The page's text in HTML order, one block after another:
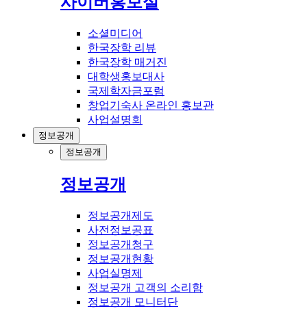
소셜미디어
한국장학 리뷰
한국장학 매거진
대학생홍보대사
국제학자금포럼
창업기숙사 온라인 홍보관
사업설명회
정보공개
정보공개
정보공개
정보공개제도
사전정보공표
정보공개청구
정보공개현황
사업실명제
정보공개 고객의 소리함
정보공개 모니터단